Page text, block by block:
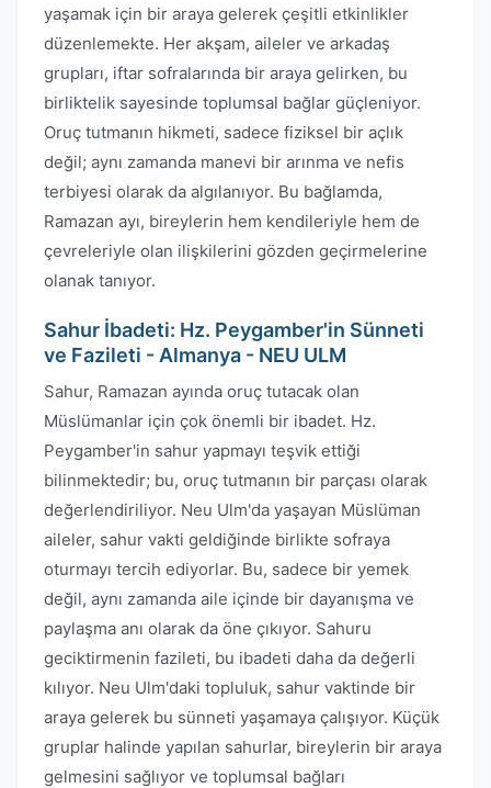
yaşamak için bir araya gelerek çeşitli etkinlikler
düzenlemekte. Her akşam, aileler ve arkadaş
grupları, iftar sofralarında bir araya gelirken, bu
birliktelik sayesinde toplumsal bağlar güçleniyor.
Oruç tutmanın hikmeti, sadece fiziksel bir açlık
değil; aynı zamanda manevi bir arınma ve nefis
terbiyesi olarak da algılanıyor. Bu bağlamda,
Ramazan ayı, bireylerin hem kendileriyle hem de
çevreleriyle olan ilişkilerini gözden geçirmelerine
olanak tanıyor.
Sahur İbadeti: Hz. Peygamber'in Sünneti
ve Fazileti - Almanya - NEU ULM
Sahur, Ramazan ayında oruç tutacak olan
Müslümanlar için çok önemli bir ibadet. Hz.
Peygamber'in sahur yapmayı teşvik ettiği
bilinmektedir; bu, oruç tutmanın bir parçası olarak
değerlendiriliyor. Neu Ulm'da yaşayan Müslüman
aileler, sahur vakti geldiğinde birlikte sofraya
oturmayı tercih ediyorlar. Bu, sadece bir yemek
değil, aynı zamanda aile içinde bir dayanışma ve
paylaşma anı olarak da öne çıkıyor. Sahuru
geciktirmenin fazileti, bu ibadeti daha da değerli
kılıyor. Neu Ulm'daki topluluk, sahur vaktinde bir
araya gelerek bu sünneti yaşamaya çalışıyor. Küçük
gruplar halinde yapılan sahurlar, bireylerin bir araya
gelmesini sağlıyor ve toplumsal bağları